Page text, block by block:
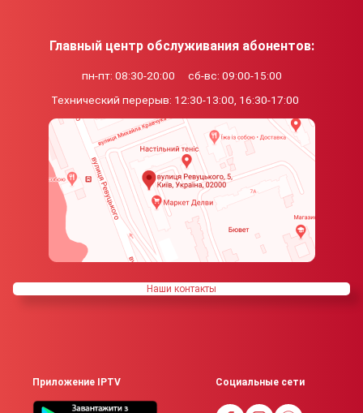
Главный центр обслуживания абонентов:
пн-пт: 08:30-20:00
сб-вс: 09:00-15:00
Технический перерыв: 12:30-13:00, 16:30-17:00
Наши контакты
Приложение IPTV Социальные сети